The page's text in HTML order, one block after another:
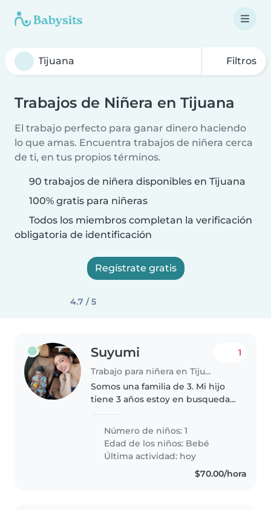
Filtros
Trabajos de Niñera en Tijuana
El trabajo perfecto para ganar dinero haciendo
lo que amas. Encuentra trabajos de niñera cerca
de ti, en tus propios términos.
90 trabajos de niñera disponibles en Tijuana
100% gratis para niñeras
Todos los miembros completan la verificación
obligatoria de identificación
Regístrate gratis
4.7 / 5
Suyumi
Trabajo para niñera en Tijuana
1
Somos una familia de 3. Mi hijo
tiene 3 años estoy en busqueda
apoye en cuidarlo mientras yo
voy a trabajar
Número de niños: 1
Edad de los niños: Bebé
Última actividad: hoy
$70.00/hora